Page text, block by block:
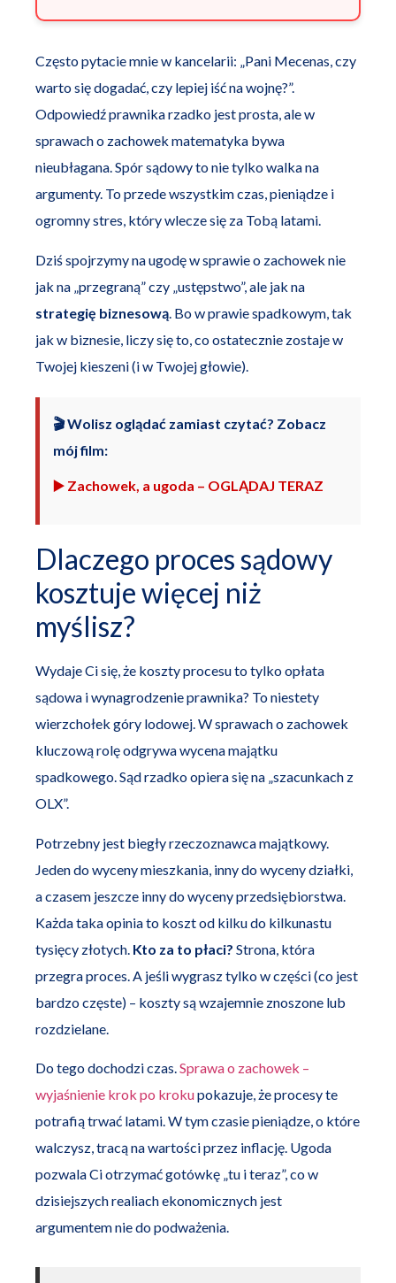
Często pytacie mnie w kancelarii: „Pani Mecenas, czy
warto się dogadać, czy lepiej iść na wojnę?”.
Odpowiedź prawnika rzadko jest prosta, ale w
sprawach o zachowek matematyka bywa
nieubłagana. Spór sądowy to nie tylko walka na
argumenty. To przede wszystkim czas, pieniądze i
ogromny stres, który wlecze się za Tobą latami.
Dziś spojrzymy na ugodę w sprawie o zachowek nie
jak na „przegraną” czy „ustępstwo”, ale jak na
strategię biznesową . Bo w prawie spadkowym, tak
jak w biznesie, liczy się to, co ostatecznie zostaje w
Twojej kieszeni (i w Twojej głowie).
🎬 Wolisz oglądać zamiast czytać? Zobacz
mój film:
▶️ Zachowek, a ugoda – OGLĄDAJ TERAZ
Dlaczego proces sądowy
kosztuje więcej niż
myślisz?
Wydaje Ci się, że koszty procesu to tylko opłata
sądowa i wynagrodzenie prawnika? To niestety
wierzchołek góry lodowej. W sprawach o zachowek
kluczową rolę odgrywa wycena majątku
spadkowego. Sąd rzadko opiera się na „szacunkach z
OLX”.
Potrzebny jest biegły rzeczoznawca majątkowy.
Jeden do wyceny mieszkania, inny do wyceny działki,
a czasem jeszcze inny do wyceny przedsiębiorstwa.
Każda taka opinia to koszt od kilku do kilkunastu
tysięcy złotych. Kto za to płaci? Strona, która
przegra proces. A jeśli wygrasz tylko w części (co jest
bardzo częste) – koszty są wzajemnie znoszone lub
rozdzielane.
Do tego dochodzi czas.Sprawa o zachowek –
wyjaśnienie krok po krokupokazuje, że procesy te
potrafią trwać latami. W tym czasie pieniądze, o które
walczysz, tracą na wartości przez inflację. Ugoda
pozwala Ci otrzymać gotówkę „tu i teraz”, co w
dzisiejszych realiach ekonomicznych jest
argumentem nie do podważenia.